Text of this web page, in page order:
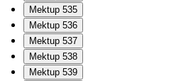
Mektup 535
Mektup 536
Mektup 537
Mektup 538
Mektup 539